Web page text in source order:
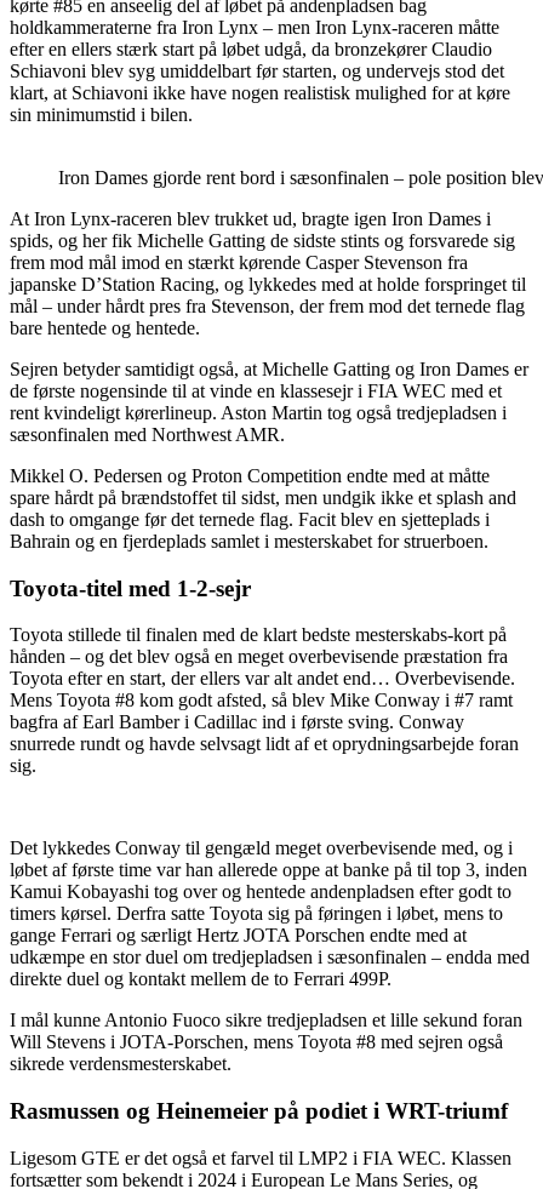
kørte #85 en anseelig del af løbet på andenpladsen bag
holdkammeraterne fra Iron Lynx – men Iron Lynx-raceren måtte
efter en ellers stærk start på løbet udgå, da bronzekører Claudio
Schiavoni blev syg umiddelbart før starten, og undervejs stod det
klart, at Schiavoni ikke have nogen realistisk mulighed for at køre
sin minimumstid i bilen.
Iron Dames gjorde rent bord i sæsonfinalen – pole position
At Iron Lynx-raceren blev trukket ud, bragte igen Iron Dames i
spids, og her fik Michelle Gatting de sidste stints og forsvarede sig
frem mod mål imod en stærkt kørende Casper Stevenson fra
japanske D’Station Racing, og lykkedes med at holde forspringet til
mål – under hårdt pres fra Stevenson, der frem mod det ternede flag
bare hentede og hentede.
Sejren betyder samtidigt også, at Michelle Gatting og Iron Dames er
de første nogensinde til at vinde en klassesejr i FIA WEC med et
rent kvindeligt kørerlineup. Aston Martin tog også tredjepladsen i
sæsonfinalen med Northwest AMR.
Mikkel O. Pedersen og Proton Competition endte med at måtte
spare hårdt på brændstoffet til sidst, men undgik ikke et splash and
dash to omgange før det ternede flag. Facit blev en sjetteplads i
Bahrain og en fjerdeplads samlet i mesterskabet for struerboen.
Toyota-titel med 1-2-sejr
Toyota stillede til finalen med de klart bedste mesterskabs-kort på
hånden – og det blev også en meget overbevisende præstation fra
Toyota efter en start, der ellers var alt andet end… Overbevisende.
Mens Toyota #8 kom godt afsted, så blev Mike Conway i #7 ramt
bagfra af Earl Bamber i Cadillac ind i første sving. Conway
snurrede rundt og havde selvsagt lidt af et oprydningsarbejde foran
sig.
Det lykkedes Conway til gengæld meget overbevisende med, og i
løbet af første time var han allerede oppe at banke på til top 3, inden
Kamui Kobayashi tog over og hentede andenpladsen efter godt to
timers kørsel. Derfra satte Toyota sig på føringen i løbet, mens to
gange Ferrari og særligt Hertz JOTA Porschen endte med at
udkæmpe en stor duel om tredjepladsen i sæsonfinalen – endda med
direkte duel og kontakt mellem de to Ferrari 499P.
I mål kunne Antonio Fuoco sikre tredjepladsen et lille sekund foran
Will Stevens i JOTA-Porschen, mens Toyota #8 med sejren også
sikrede verdensmesterskabet.
Rasmussen og Heinemeier på podiet i WRT-triumf
Ligesom GTE er det også et farvel til LMP2 i FIA WEC. Klassen
fortsætter som bekendt i 2024 i European Le Mans Series, og